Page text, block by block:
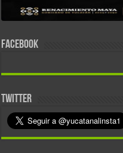
FACEBOOK
TWITTER